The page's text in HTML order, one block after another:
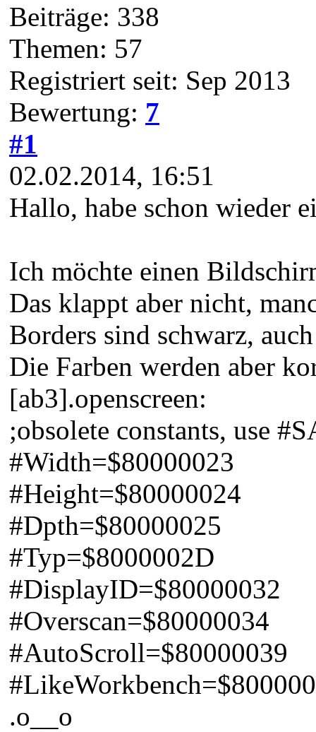
Beiträge: 338
Themen: 57
Registriert seit: Sep 2013
Bewertung: 7
#1
02.02.2014, 16:51
Hallo, habe schon wieder
Ich möchte einen
Das klappt aber nicht,
Borders sind schwarz,
Die Farben werden aber
[ab3].openscreen:
;obsolete constants, use
#Width=$80000023
#Height=$80000024
#Dpth=$80000025
#Typ=$8000002D
#DisplayID=$80000032
#Overscan=$80000034
#AutoScroll=$80000039
.o__o